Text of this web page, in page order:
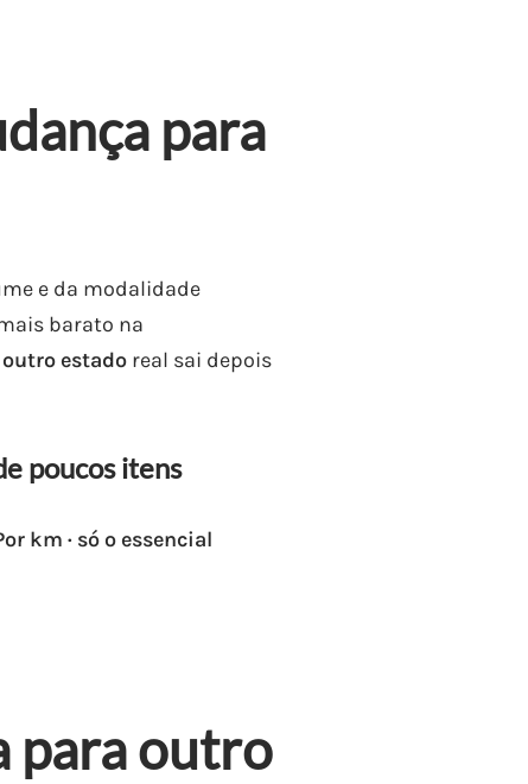
para
e da modalidade
barato na
estadoreal sai depois
poucos itens
km · só o essencial
para outro